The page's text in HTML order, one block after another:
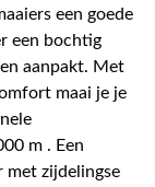
een goede
een bochtig
aanpakt. Met
maai je je
m . Een
met zijdelingse